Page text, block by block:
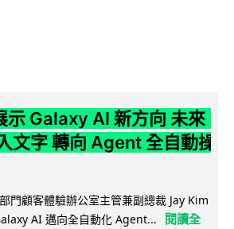
示 Galaxy AI 新方向 未來
文字 轉向 Agent 全自動操
門顧客體驗辦公室主管兼副總裁 Jay Kim
AI 邁向全自動化 Agent...
閱讀全